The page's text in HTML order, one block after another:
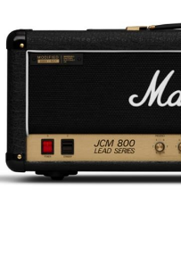
ドラム
キーボード
管楽器